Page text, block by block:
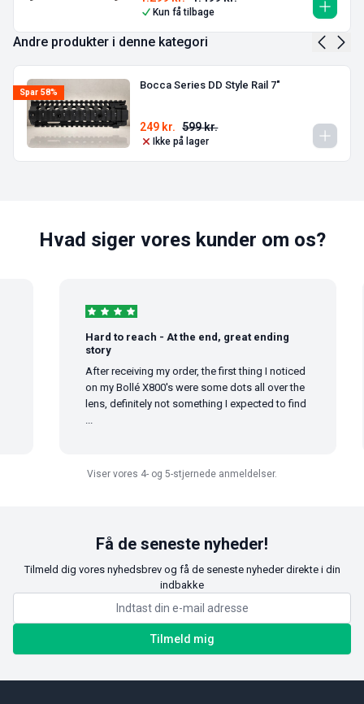
Kun få tilbage
Andre produkter i denne kategori
Spar 58%
Bocca Series DD Style Rail 7″
599kr.
249 kr.
Ikke på lager
Hvad siger vores kunder om os?
Hard to reach - At the end, great ending
story
After receiving my order, the first thing I noticed
on my Bollé X800's were some dots all over the
lens, definitely not something I expected to find
Viser vores 4- og 5-stjernede anmeldelser.
Få de seneste nyheder!
Tilmeld dig vores nyhedsbrev og få de seneste nyheder direkte i din
indbakke
Tilmeld mig